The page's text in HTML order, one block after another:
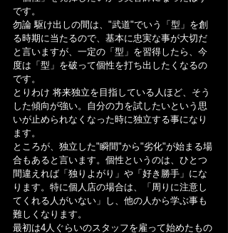
です。
勿論 駆け出しの間は、"武道"でいう「型」を創
る時期に当たるので、基本に忠実な事が大切だ
と言いますが、一定の「型」を習得したら、今
度は「型」を破って個性を打ち出したくなるの
です。
とりわけ 将来独立を目指している人ほど、そう
した傾向が強い。自分の力を試したいという思
いが止められなくなった時に独立する事になり
ます。
ところが、独立した"瞬間"から"劣化"が始まる場
合もあると言います。個性というのは、ひとつ
間違えれば「独りよがり」や「好き勝手」にな
ります。特に個人店の場合は、「周りに注意し
てくれる人がいない」し、他の人から学ぶ事も
難しくなります。
最初は4人ぐらいのスタッフを雇って始めたもの